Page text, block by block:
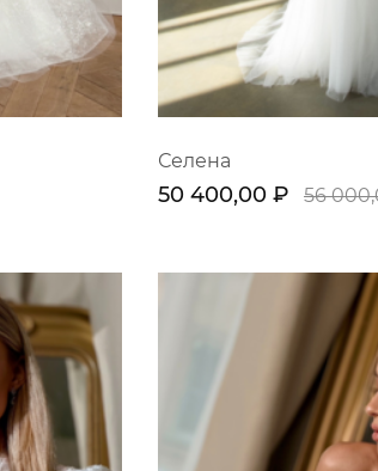
Селена
50 400,00 ₽ 56